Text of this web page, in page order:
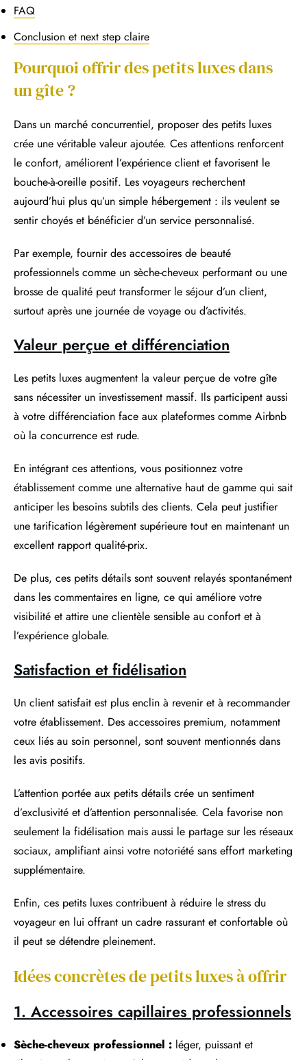
FAQ
Conclusion et next step claire
Pourquoi offrir des petits luxes dans
un gîte ?
Dans un marché concurrentiel, proposer des petits luxes
crée une véritable valeur ajoutée. Ces attentions renforcent
le confort, améliorent l’expérience client et favorisent le
bouche-à-oreille positif. Les voyageurs recherchent
aujourd’hui plus qu’un simple hébergement : ils veulent se
sentir choyés et bénéficier d’un service personnalisé.
Par exemple, fournir des accessoires de beauté
professionnels comme un sèche-cheveux performant ou une
brosse de qualité peut transformer le séjour d’un client,
surtout après une journée de voyage ou d’activités.
Valeur perçue et différenciation
Les petits luxes augmentent la valeur perçue de votre gîte
sans nécessiter un investissement massif. Ils participent aussi
à votre différenciation face aux plateformes comme Airbnb
où la concurrence est rude.
En intégrant ces attentions, vous positionnez votre
établissement comme une alternative haut de gamme qui sait
anticiper les besoins subtils des clients. Cela peut justifier
une tarification légèrement supérieure tout en maintenant un
excellent rapport qualité-prix.
De plus, ces petits détails sont souvent relayés spontanément
dans les commentaires en ligne, ce qui améliore votre
visibilité et attire une clientèle sensible au confort et à
l’expérience globale.
Satisfaction et fidélisation
Un client satisfait est plus enclin à revenir et à recommander
votre établissement. Des accessoires premium, notamment
ceux liés au soin personnel, sont souvent mentionnés dans
les avis positifs.
L’attention portée aux petits détails crée un sentiment
d’exclusivité et d’attention personnalisée. Cela favorise non
seulement la fidélisation mais aussi le partage sur les réseaux
sociaux, amplifiant ainsi votre notoriété sans effort marketing
supplémentaire.
Enfin, ces petits luxes contribuent à réduire le stress du
voyageur en lui offrant un cadre rassurant et confortable où
il peut se détendre pleinement.
Idées concrètes de petits luxes à offrir
1. Accessoires capillaires professionnels
Sèche-cheveux professionnel : léger, puissant et